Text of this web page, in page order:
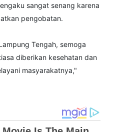
sangat senang karena
pengobatan.
Tengah, semoga
diberikan kesehatan dan
masyarakatnya,"